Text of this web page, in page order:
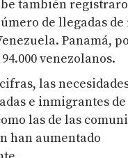
también
de llegadas
Panamá,
venezolanos.
las
e inmigrantes de
las de las
han aumentado